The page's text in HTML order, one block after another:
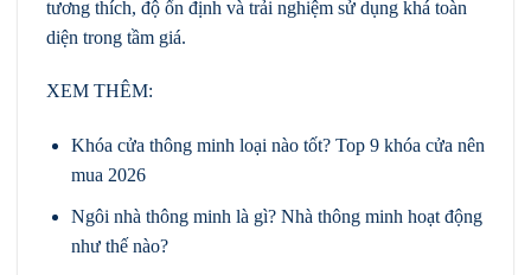
tương thích, độ ổn định và trải nghiệm sử dụng khá toàn
diện trong tầm giá.
XEM THÊM:
Khóa cửa thông minh loại nào tốt​? Top 9 khóa cửa nên
mua 2026
Ngôi nhà thông minh là gì? Nhà thông minh hoạt động
như thế nào?